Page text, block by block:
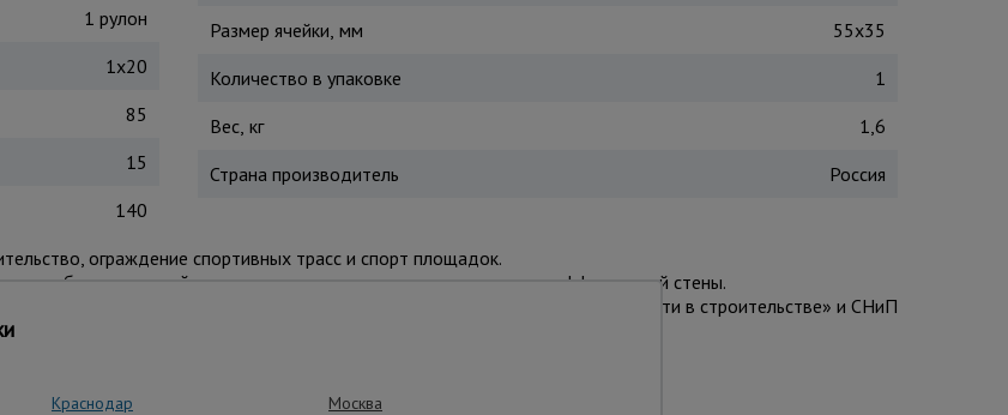
1 рулон
1х20
85
15
140
Размер ячейки, мм
55х35
Количество в упаковке
1
Вес, кг
1,6
Страна производитель
Россия
ограждение спортивных трасс и спорт площадок.
с большими ячейками даже с расстояния заметен и создает эффект яркой стены.
«Безопасность труда в строительстве» СНиП III-4-80* «Техника безопасности в строительстве» и СНиП
Краснодар Москва